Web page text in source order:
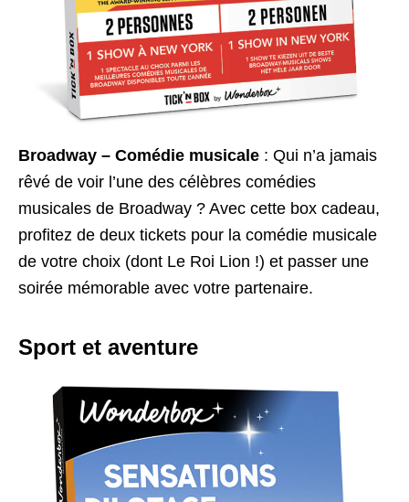
Broadway – Comédie musicale : Qui n’a jamais
rêvé de voir l’une des célèbres comédies
musicales de Broadway ? Avec cette box cadeau,
profitez de deux tickets pour la comédie musicale
de votre choix (dont Le Roi Lion !) et passer une
soirée mémorable avec votre partenaire.
Sport et aventure